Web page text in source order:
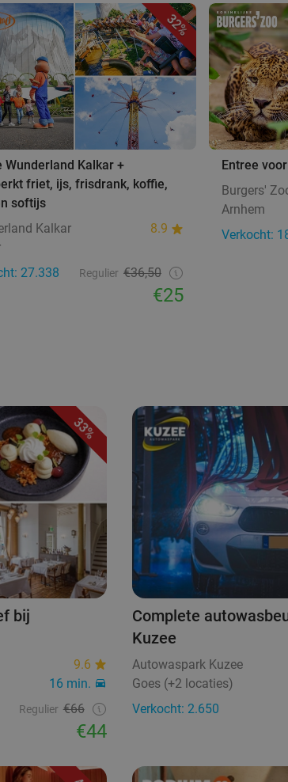
32%
Wunderland Kalkar +
friet, ijs, frisdrank, koffie,
softijs
Kalkar
8.9
27.338
Regulier €36,50
€25
Entree
Burgers'
Arnhem
Verkocht:
33%
bij
9.6
16 min.
Regulier €66
€44
Complete
Kuzee
Autowaspark Kuzee
Goes (+2 locaties)
Verkocht: 2.650